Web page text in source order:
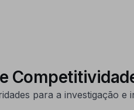
para a investigação e